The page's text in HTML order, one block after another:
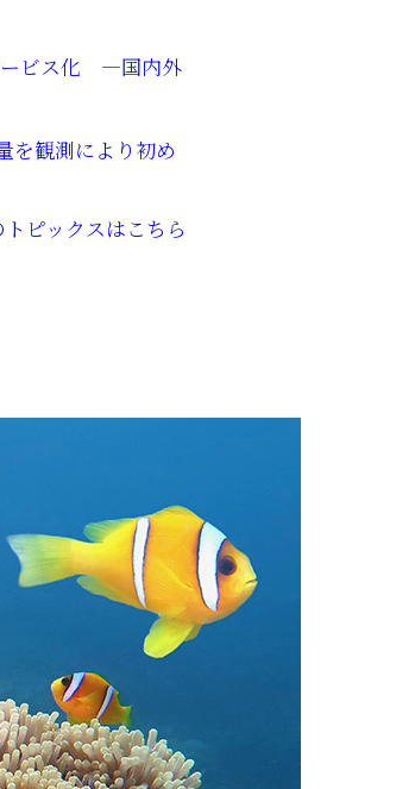
ービス化 ―国内外
を観測により初め
ピックスはこちら